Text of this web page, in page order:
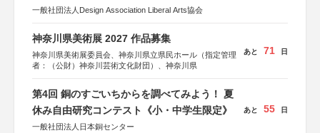
一般社団法人Design Association Liberal Arts協会
神奈川県美術展 2027 作品募集
神奈川県美術展委員会、神奈川県立県民ホール（指定管理
者：（公財）神奈川芸術文化財団）、神奈川県
あと 71 日
第4回 銅のすごいちからを調べてみよう！ 夏
休み自由研究コンテスト《小・中学生限定》
一般社団法人日本銅センター
あと 55 日